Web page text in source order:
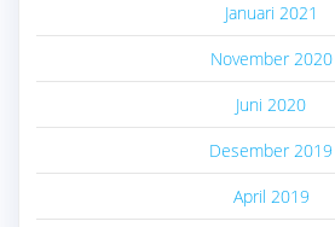
Januari 2021
November 2020
Juni 2020
Desember 2019
April 2019